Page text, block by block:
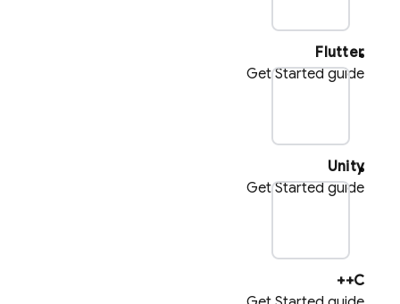
Flutter
Get Started guide
Unity
Get Started guide
C++